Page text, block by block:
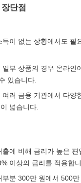
단점
득이 없는 상황에서도 필
일부 상품의 경우 온라인
있습니다.
여러 금융 기관에서 다양
넓습니다.
출에 비해 금리가 높은 편
이상의 금리를 적용합
부분 300만 원에서 500